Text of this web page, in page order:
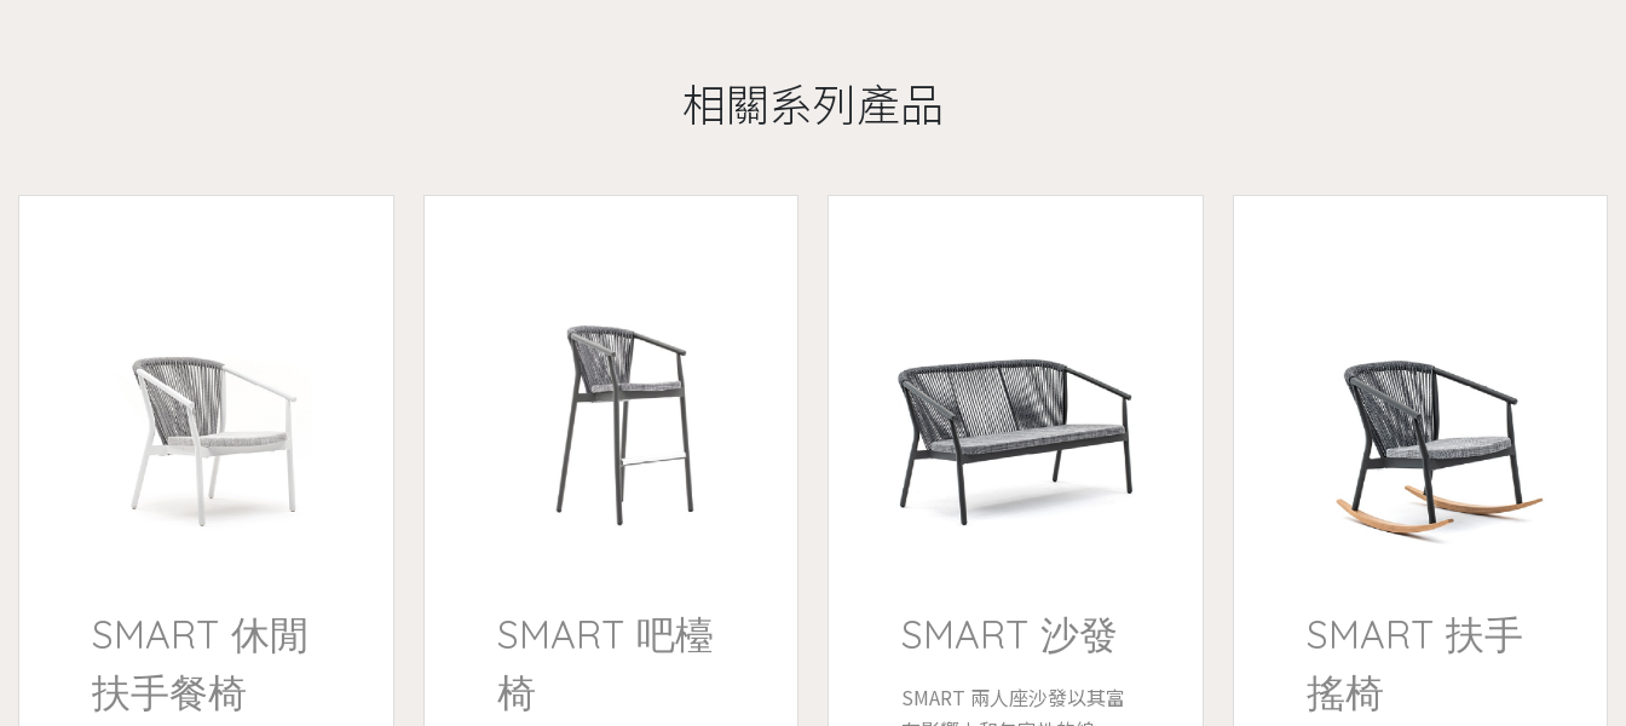
相關系列產品
SMART 休閒
扶手餐椅
SMART 吧檯
椅
SMART 沙發
SMART 兩人座沙發以其富
SMART 扶手
搖椅